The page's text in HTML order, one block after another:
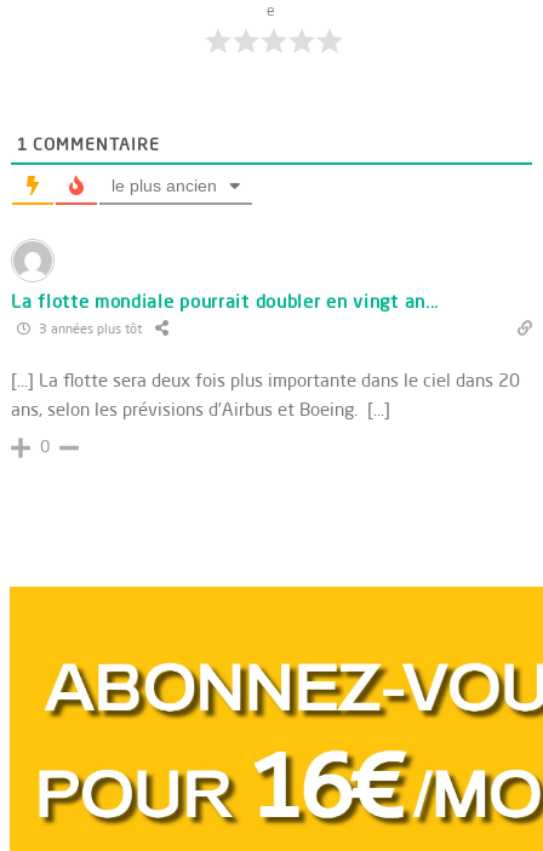
e
1 COMMENTAIRE
le plus ancien
La flotte mondiale pourrait doubler en vingt an...
3 années plus tôt
[…] La flotte sera deux fois plus importante dans le ciel dans 20
ans, selon les prévisions d’Airbus et Boeing. […]
0